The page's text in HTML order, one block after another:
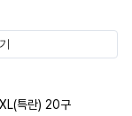
특란) 20구